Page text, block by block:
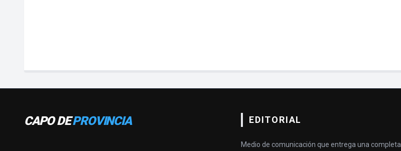
CAPO DEPROVINCIA EDITORIAL
Medio de comunicación que entrega una completa